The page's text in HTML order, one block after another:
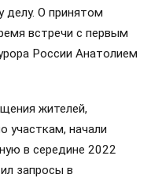
делу. О принятом
встречи с первым
России Анатолием
жителей,
участкам, начали
в середине 2022
запросы в